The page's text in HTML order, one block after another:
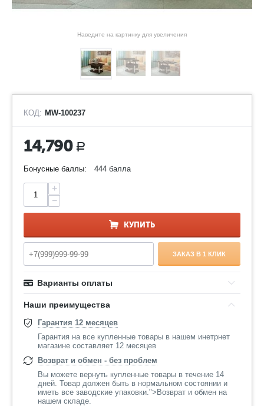
Наведите на картинку для увеличения
КОД: MW-100237
14,790 Р
Бонусные баллы: 444 балла
+
−
КУПИТЬ
ЗАКАЗ В 1 КЛИК
Варианты оплаты
Наши преимущества
Гарантия 12 месяцев
Гарантия на все купленные товары в нашем инетрнет
магазине составляет 12 месяцев
Возврат и обмен - без проблем
Вы можете вернуть купленные товары в течение 14
дней. Товар должен быть в нормальном состоянии и
иметь все заводские упаковки.">Возврат и обмен на
нашем складе.